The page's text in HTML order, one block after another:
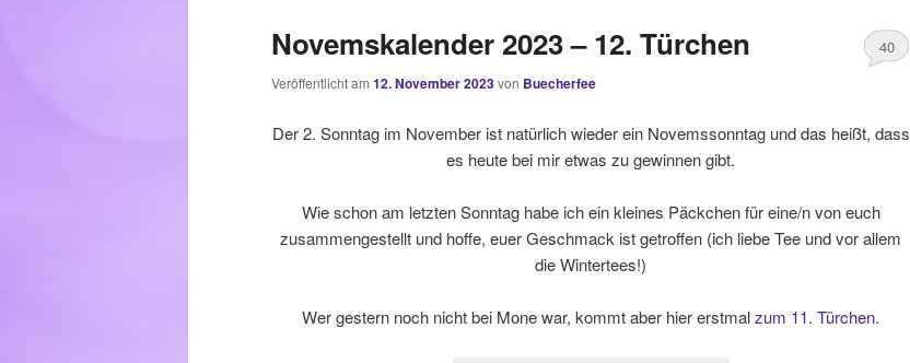
Novemskalender 2023 – 12. Türchen
Veröffentlicht am 12. November 2023von Buecherfee
40
Der 2. Sonntag im November ist natürlich wieder ein Novemssonntag und das heißt, dass
es heute bei mir etwas zu gewinnen gibt.
Wie schon am letzten Sonntag habe ich ein kleines Päckchen für eine/n von euch
zusammengestellt und hoffe, euer Geschmack ist getroffen (ich liebe Tee und vor allem
die Wintertees!)
Wer gestern noch nicht bei Mone war, kommt aber hier erstmalzum 11. Türchen.